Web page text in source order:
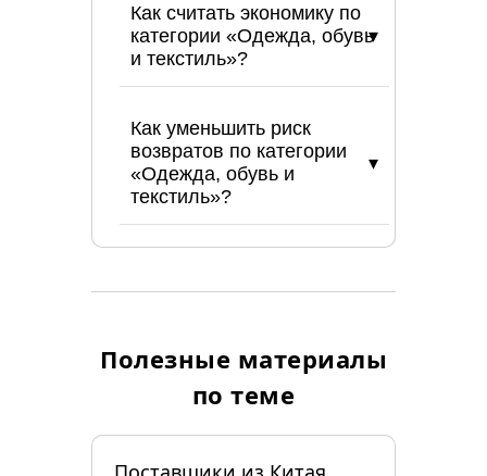
Как считать экономику по
категории «Одежда, обувь
и текстиль»?
Как уменьшить риск
возвратов по категории
«Одежда, обувь и
текстиль»?
Полезные материалы
по теме